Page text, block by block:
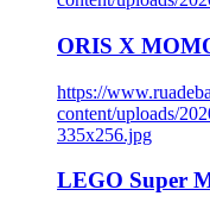
ORIS X
https://
content/uploads/
335x256.jpg
LEGO Super